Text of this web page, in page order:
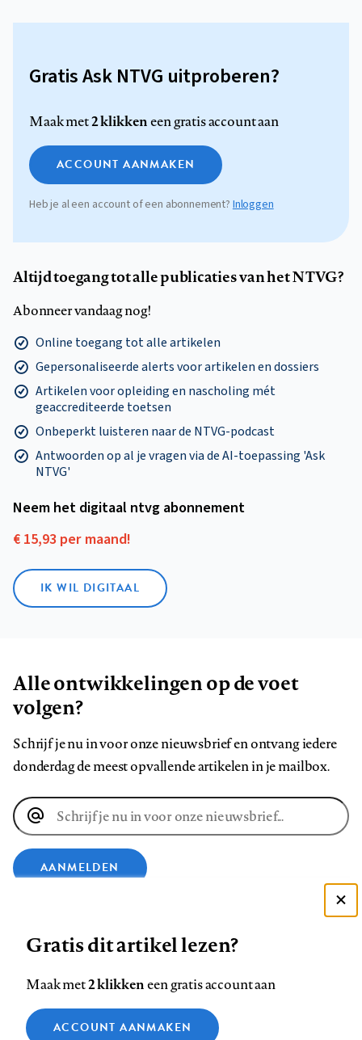
Gratis Ask NTVG uitproberen?
Maak met2 klikkeneen gratis account aan
ACCOUNT AANMAKEN
Heb je al een account of een abonnement?Inloggen
Altijd toegang tot alle publicaties van het NTVG?
Abonneer vandaag nog!
Online toegang tot alle artikelen
Gepersonaliseerde alerts voor artikelen en dossiers
Artikelen voor opleiding en nascholing mét
geaccrediteerde toetsen
Onbeperkt luisteren naar de NTVG-podcast
Antwoorden op al je vragen via de AI-toepassing 'Ask
NTVG'
Neem het digitaal ntvg abonnement
€ 15,93 per maand!
IK WIL DIGITAAL
Alle ontwikkelingen op de voet
volgen?
Schrijf je nu in voor onze nieuwsbrief en ontvang iedere
donderdag de meest opvallende artikelen in je mailbox.
E-
mailadres
AANMELDEN
op
op
op
ons
op
Contact Colofon Disclaimer Privacy
Zie onze cookie policy
Gratis dit artikel lezen?
Maak met2 klikkeneen gratis account aan
ACCOUNT AANMAKEN